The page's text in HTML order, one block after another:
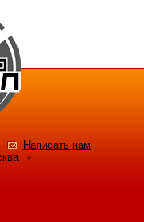
Написать нам